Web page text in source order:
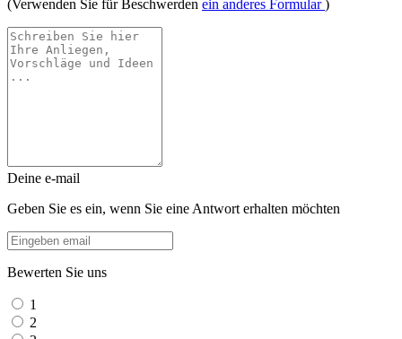
(Verwenden Sie für Beschwerden ein anderes Formular)
Deine e-mail
Geben Sie es ein, wenn Sie eine Antwort erhalten möchten
Bewerten Sie uns
1
2